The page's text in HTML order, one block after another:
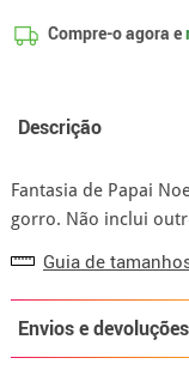
Compre-o agora e
Descrição
Fantasia de Papai
gorro. Não inclui
Guia de
Envios e devoluções